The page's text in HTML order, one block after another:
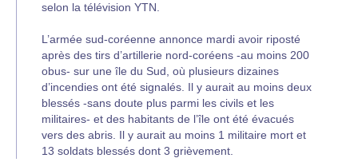
selon la télévision YTN.
L’armée sud-coréenne annonce mardi avoir riposté
après des tirs d’artillerie nord-coréens -au moins 200
obus- sur une île du Sud, où plusieurs dizaines
d’incendies ont été signalés. Il y aurait au moins deux
blessés -sans doute plus parmi les civils et les
militaires- et des habitants de l’île ont été évacués
vers des abris. Il y aurait au moins 1 militaire mort et
13 soldats blessés dont 3 grièvement.